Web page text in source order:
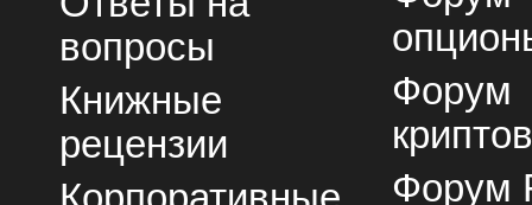
вопросы
Книжные
рецензии
Форум
Форум